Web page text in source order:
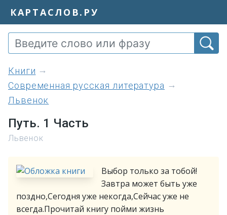
КАРТАСЛОВ.РУ
книги
Современная русская литература
Львенок
Путь. 1 Часть
Львенок
Выбор только за тобой!
Завтра может быть уже
поздно,Сегодня уже некогда,Сейчас уже не
всегда.Прочитай книгу пойми жизнь